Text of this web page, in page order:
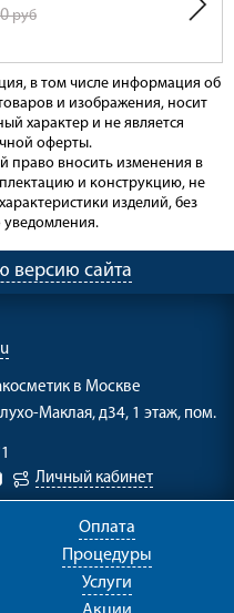
руб
в том числе информация об
и изображения, носит
характер и не является
оферты.
право вносить изменения в
и конструкцию, не
изделий, без
уведомления.
версию сайта
в Москве
Маклая, д34, 1 этаж, пом.
Личный кабинет
Оплата
Процедуры
Услуги